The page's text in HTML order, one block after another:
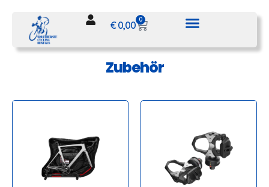
€0,00 0
Zubehör